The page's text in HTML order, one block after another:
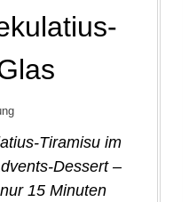
Tiramisu im
Dessert –
15 Minuten